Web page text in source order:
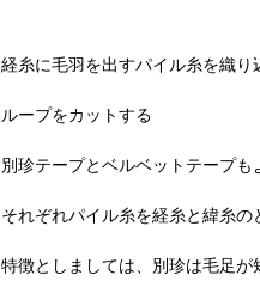
経糸に毛羽を出すパイル糸を織り
ループをカットする
別珍テープとベルベットテープ
それぞれパイル糸を経糸と緯糸
特徴としましては、別珍は毛足